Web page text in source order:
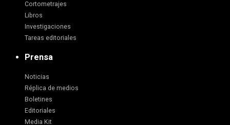
Cortometrajes
Libros
Investigaciones
Tareas editoriales
Prensa
Noticias
Réplica de medios
Boletines
Editoriales
Media Kit